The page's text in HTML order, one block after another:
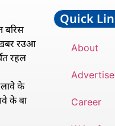
बरिस
रउआ
रहल
के
के बा
Quick
About
Career